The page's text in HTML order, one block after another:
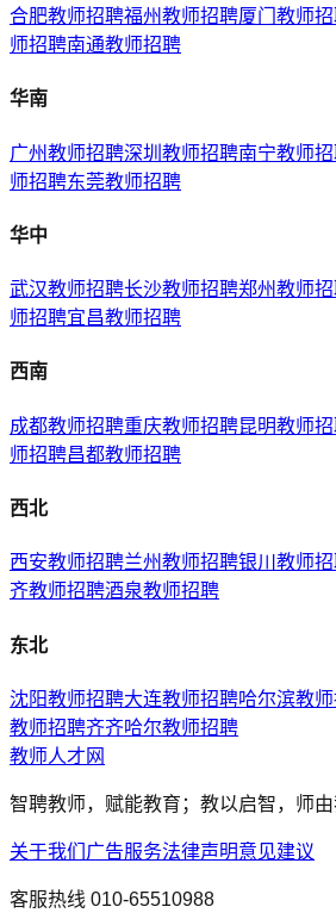
合肥教师招聘福州教师招聘厦门 教师
师招聘南通教师招聘
华南
广州教师招聘深圳 教师招聘南宁教师
师招聘东莞教师招聘
华中
武汉教师招聘长沙教师招聘郑州教师
师招聘宜昌教师招聘
西南
成都教师招聘重庆教师招聘昆明教师
师招聘昌都教师招聘
西北
西安教师招聘兰州教师招聘银川 教师
齐教师招聘酒泉教师招聘
东北
沈阳教师招聘大连教师招聘哈尔滨教
教师招聘齐齐哈尔教师招聘
教师人才网
智聘教师，赋能教育；教以启智，师由
关于我们 广告服务法律声明意见建议
客服热线 010-65510988